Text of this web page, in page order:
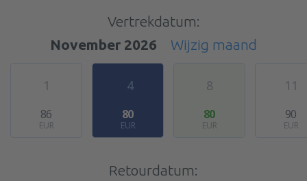
Vertrekdatum:
November 2026
Wijzig maand
1
86
EUR
4
80
EUR
8
80
EUR
11
90
EUR
Retourdatum: